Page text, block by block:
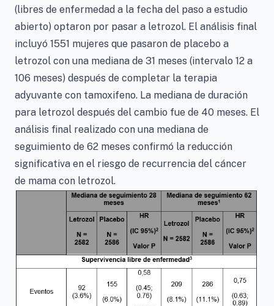
(libres de enfermedad a la fecha del paso a estudio
abierto) optaron por pasar a letrozol. El análisis final
incluyó 1551 mujeres que pasaron de placebo a
letrozol con una mediana de 31 meses (intervalo 12 a
106 meses) después de completar la terapia
adyuvante con tamoxifeno. La mediana de duración
para letrozol después del cambio fue de 40 meses. El
análisis final realizado con una mediana de
seguimiento de 62 meses confirmó la reducción
significativa en el riesgo de recurrencia del cáncer
de mama con letrozol.